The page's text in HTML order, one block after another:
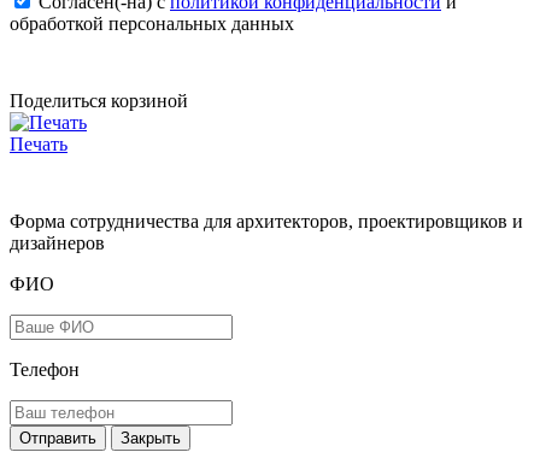
обработкой персональных данных
Поделиться корзиной
Печать
Форма сотрудничества для архитекторов, проектировщиков и
дизайнеров
ФИО
Телефон
Закрыть